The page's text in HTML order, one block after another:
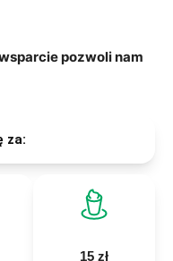
pozwoli nam
za:
15 zł